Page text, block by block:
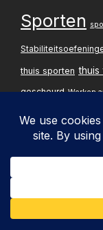
Sporten
thuis sporten thuis
gescheurd Werken
d